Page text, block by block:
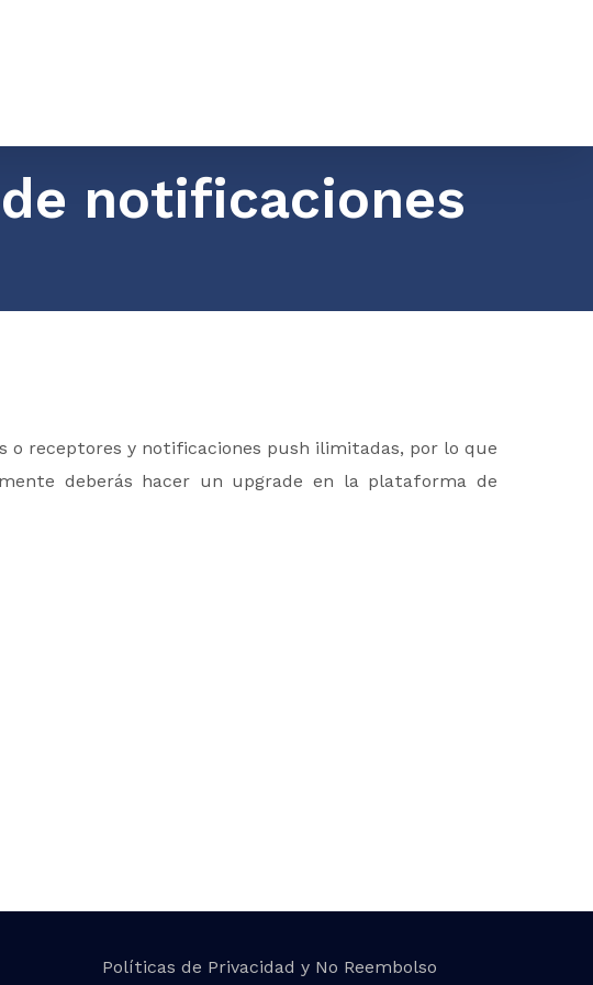
notificaciones
receptores y notificaciones push ilimitadas, por lo que
deberás hacer un upgrade en la plataforma de
Políticas de Privacidad y No Reembolso